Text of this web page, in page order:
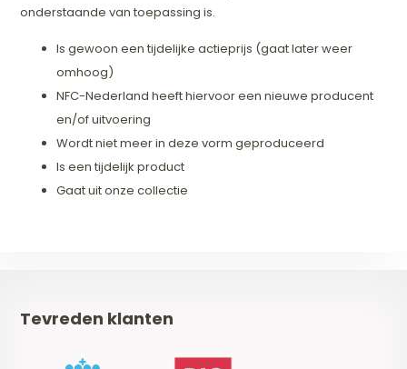
onderstaande van toepassing is.
Is gewoon een tijdelijke actieprijs (gaat later weer
omhoog)
NFC-Nederland heeft hiervoor een nieuwe producent
en/of uitvoering
Wordt niet meer in deze vorm geproduceerd
Is een tijdelijk product
Gaat uit onze collectie
Tevreden klanten